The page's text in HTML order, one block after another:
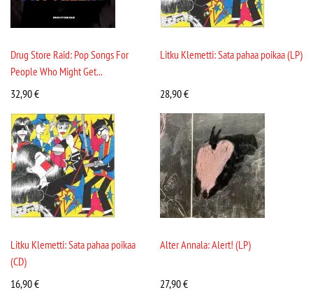
Drug Store Raid: Pop Songs For
People Who Might Get...
32,90€
Litku Klemetti: Sata pahaa poikaa (LP)
28,90€
Litku Klemetti: Sata pahaa poikaa
(CD)
16,90€
Alter Annala: Alert! (LP)
27,90€